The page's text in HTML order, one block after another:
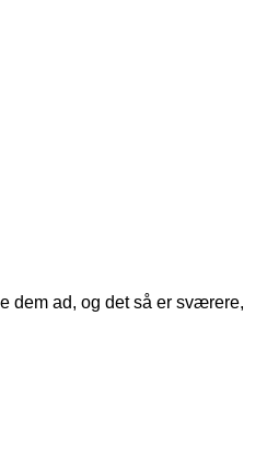
dem ad, og det så er sværere,